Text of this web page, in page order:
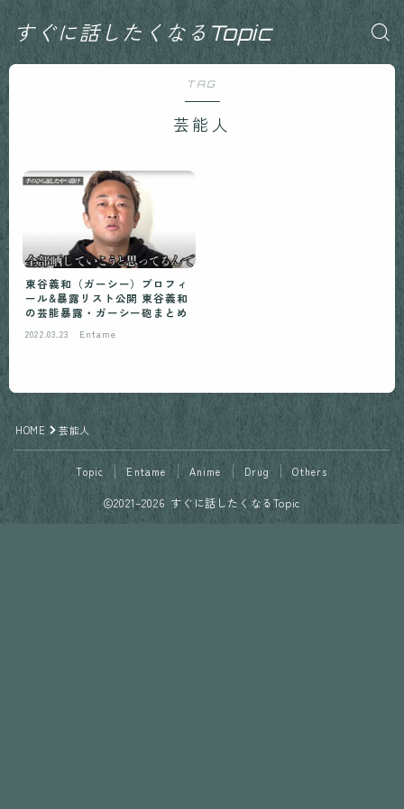
すぐに話したくなるTopic
TAG
芸能人
東谷義和（ガーシー）プロフィ
ール&暴露リスト公開 東谷義和
の芸能暴露・ガーシー砲まとめ
2022.03.23 Entame
HOME 芸能人
Topic Entame Anime Drug Others
2021–2026 すぐに話したくなるTopic